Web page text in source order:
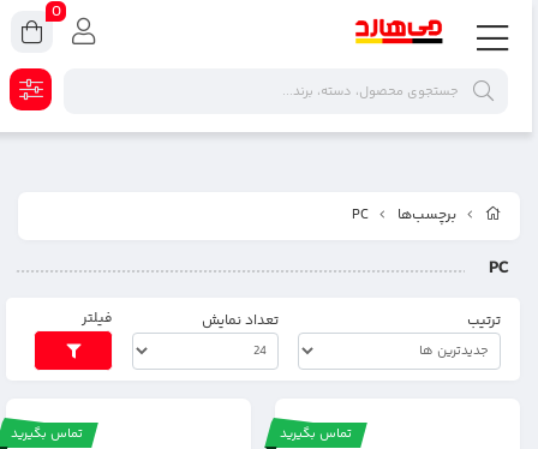
برچسب‌ها PC
PC
ترتیب تعداد نمایش فیلتر
تماس بگیرید تماس بگیرید
0